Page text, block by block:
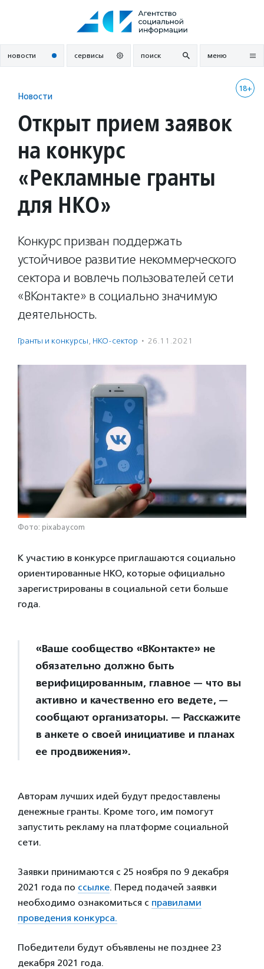
новости сервисы поиск меню
18+
Новости
Открыт прием заявок
на конкурс
«Рекламные гранты
для НКО»
Конкурс призван поддержать
устойчивое развитие некоммерческого
сектора и вовлечь пользователей сети
«ВКонтакте» в социально значимую
деятельность.
Гранты и конкурсы, НКО-сектор · 26.11.2021
Фото: pixabay.com
К участию в конкурсе приглашаются социально
ориентированные НКО, которые официально
зарегистрированы в социальной сети больше
года.
«Ваше сообщество «ВКонтакте» не
обязательно должно быть
верифицированным, главное — что вы
активно и качественно его ведете, —
сообщают организаторы. — Расскажите
в анкете о своей инициативе и планах
ее продвижения».
Авторам лучших идей будут предоставлены
денежные гранты. Кроме того, им помогут
запустить рекламу на платформе социальной
сети.
Заявки принимаются с 25 ноября по 9 декабря
2021 года по ссылке. Перед подачей заявки
необходимо ознакомиться с правилами
проведения конкурса.
Победители будут объявлены не позднее 23
декабря 2021 года.